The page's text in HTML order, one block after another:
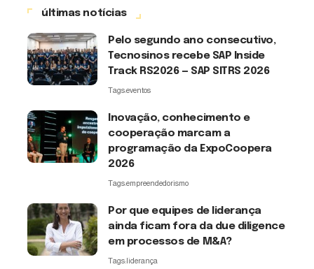
últimas notícias
Pelo segundo ano consecutivo,
Tecnosinos recebe SAP Inside
Track RS2026 — SAP SITRS 2026
Tags:eventos
Inovação, conhecimento e
cooperação marcam a
programação da ExpoCoopera
2026
Tags:empreendedorismo
Por que equipes de liderança
ainda ficam fora da due diligence
em processos de M&A?
Tags: liderança